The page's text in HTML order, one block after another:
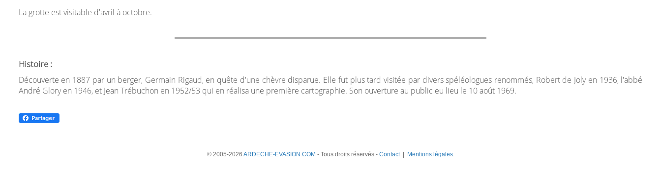
La grotte est visitable d'avril à octobre.
Histoire :
Découverte en 1887 par un berger, Germain Rigaud, en quête d'une chèvre disparue. Elle fut plus tard visitée par divers spéléologues renommés, Robert de Joly en 1936, l'abbé
André Glory en 1946, et Jean Trébuchon en 1952/53 qui en réalisa une première cartographie. Son ouverture au public eu lieu le 10 août 1969.
© 2005-2026 ARDECHE-EVASION.COM - Tous droits réservés - Contact| Mentions légales.